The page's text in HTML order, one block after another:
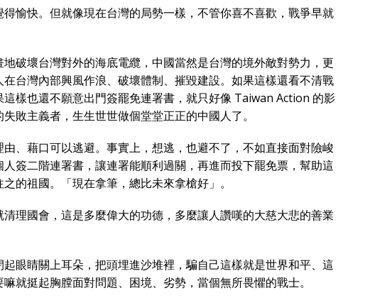
愉快。但就像現在台灣的局勢一樣，不管你喜不喜歡，戰爭早就
破壞台灣對外的海底電纜，中國當然是台灣的境外敵對勢力，更
台灣內部興風作浪、破壞體制、摧毀建設。如果這樣還看不清戰
樣也還不願意出門簽罷免連署書，就只好像 Taiwan Action 的影
敗主義者，生生世世做個堂堂正正的中國人了。
、藉口可以逃避。事實上，想逃，也避不了，不如直接面對險峻
簽二階連署書，讓連署能順利過關，再進而投下罷免票，幫助這
的祖國。「現在拿筆，總比未來拿槍好」。
理國會，這是多麼偉大的功德，多麼讓人讚嘆的大慈大悲的善業
眼睛關上耳朵，把頭埋進沙堆裡，騙自己這樣就是世界和平、這
就挺起胸膛面對問題、困境、劣勢，當個無所畏懼的戰士。